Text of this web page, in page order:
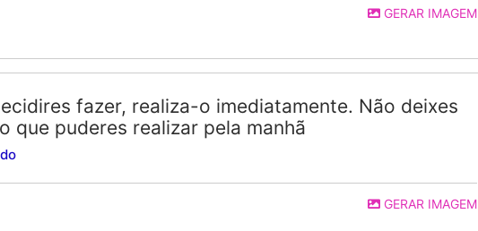
GERAR IMAGEM
fazer, realiza-o imediatamente. Não deixes
que puderes realizar pela manhã
GERAR IMAGEM